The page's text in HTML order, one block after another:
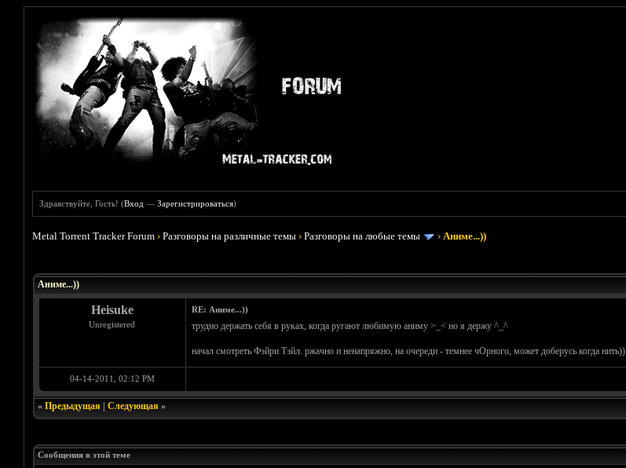
Здравствуйте, Гость! (Вход —Зарегистрироваться)
Metal Torrent Tracker Forum ›Разговоры на различные темы ›Разговоры на любые темы ›Аниме...))
Аниме...))
Heisuke
Unregistered
RE: Аниме...))
трудно держать себя в руках, когда ругают любимую аниму >_< но я держу ^_^
начал смотреть Фэйри Тэйл. ржачно и ненапряжно, на очереди - темнее чОрного, может доберусь когда нить))
04-14-2011, 02:12 PM
« Предыдущая| Следующая»
Сообщения в этой теме